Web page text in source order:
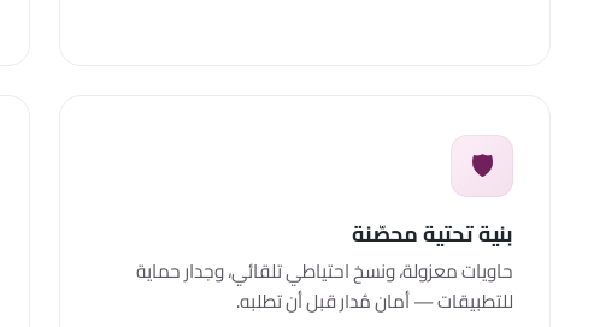
🛡️
بنية تحتية محصّنة
حاويات معزولة، ونسخ احتياطي تلقائي، وجدار حماية
للتطبيقات — أمان مُدار قبل أن تطلبه.